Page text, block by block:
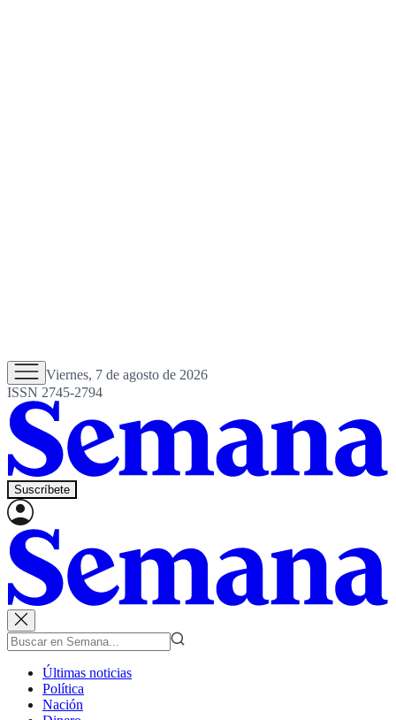
Viernes, 7 de agosto de 2026
ISSN 2745-2794
Suscríbete
Últimas noticias
Política
Nación